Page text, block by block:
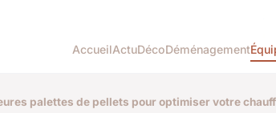
AccueilActuDécoDéménagement
palettes de pellets pour optimiser votre